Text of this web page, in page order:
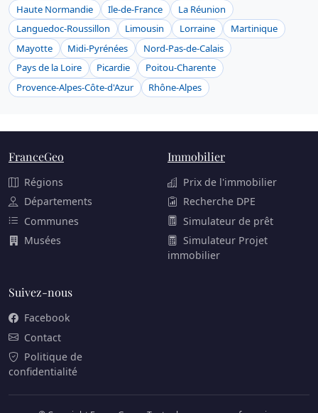
Haute Normandie
Ile-de-France
La Réunion
Languedoc-Roussillon
Limousin Lorraine
Martinique
Mayotte
Midi-Pyrénées
Nord-Pas-de-Calais
Pays de la Loire
Picardie
Poitou-Charente
Provence-Alpes-Côte-d'Azur
Rhône-Alpes
FranceGeo
Régions
Départements
Communes
Musées
Immobilier
Prix de l'immobilier
Recherche DPE
Simulateur de prêt
Simulateur Projet
immobilier
Suivez-nous
Facebook
Contact
Politique de
confidentialité